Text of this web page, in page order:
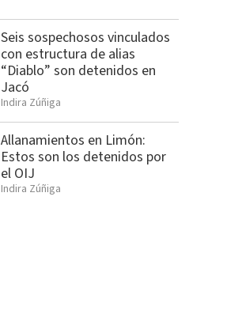
Seis sospechosos vinculados
con estructura de alias
“Diablo” son detenidos en
Jacó
Indira Zúñiga
Allanamientos en Limón:
Estos son los detenidos por
el OIJ
Indira Zúñiga